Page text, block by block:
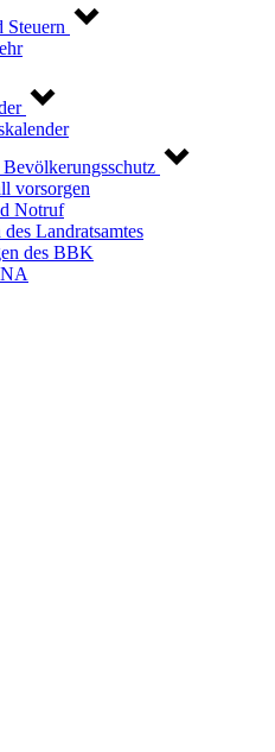
Steuern
vorsorgen
Notruf
Landratsamtes
des BBK